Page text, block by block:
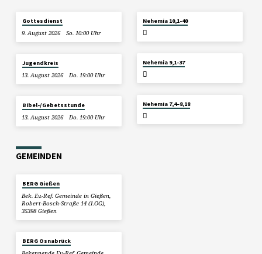
Gottesdienst
9. August 2026
So. 10:00 Uhr
Jugendkreis
13. August 2026
Do. 19:00 Uhr
Bibel-/Gebetsstunde
13. August 2026
Do. 19:00 Uhr
2026
Nehemia 10,1-40
Nehemia 9,1-37
Nehemia 7,4–8,18
GEMEINDEN
BERG Gießen
Bek. Ev.-Ref. Gemeinde in Gießen,
Robert-Bosch-Straße 14 (1.OG),
35398 Gießen
BERG Osnabrück